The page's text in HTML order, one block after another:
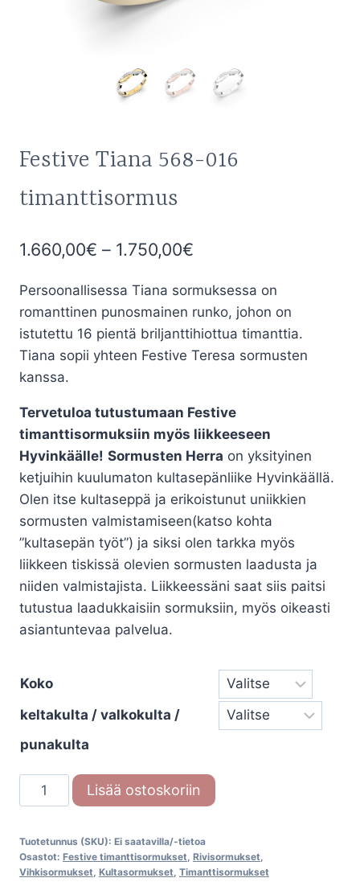
Festive Tiana 568-016
timanttisormus
1.660,00€ – 1.750,00€
1.750,00€
Persoonallisessa Tiana sormuksessa on
romanttinen punosmainen runko, johon on
istutettu 16 pientä briljanttihiottua timanttia.
Tiana sopii yhteen Festive Teresa sormusten
kanssa.
Tervetuloa tutustumaan Festive
timanttisormuksiin myös liikkeeseen
Hyvinkäälle! Sormusten Herra on yksityinen
ketjuihin kuulumaton kultasepänliike Hyvinkäällä.
Olen itse kultaseppä ja erikoistunut uniikkien
sormusten valmistamiseen(katso kohta
”kultasepän työt”) ja siksi olen tarkka myös
liikkeen tiskissä olevien sormusten laadusta ja
niiden valmistajista. Liikkeessäni saat siis paitsi
tutustua laadukkaisiin sormuksiin, myös oikeasti
asiantuntevaa palvelua.
Koko
keltakulta / valkokulta /
punakulta
Festive
Tiana
016
timanttisormus
Lisää ostoskoriin
Tuotetunnus (SKU): Ei saatavilla/-tietoa
Osastot: Festive timanttisormukset, Rivisormukset,
Vihkisormukset, Kultasormukset, Timanttisormukset